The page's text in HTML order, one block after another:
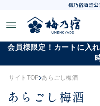
梅乃宿酒造
会員様限定！カートに入
サイトTOP あらごし梅酒
あらごし梅酒